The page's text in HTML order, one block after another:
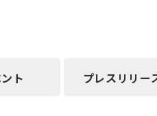
ト プレスリリー